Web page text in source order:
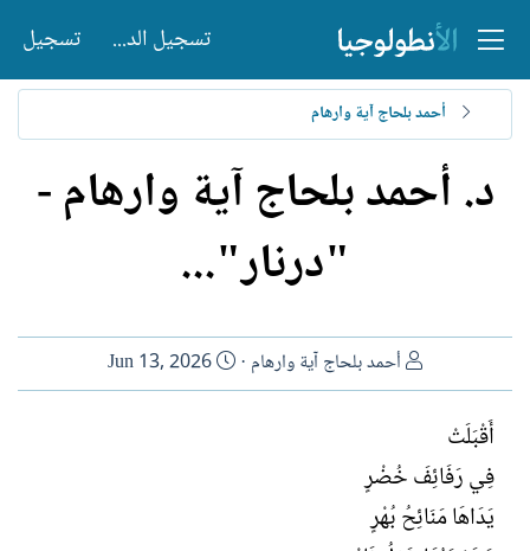
تسجيل الدخول تسجيل
أحمد بلحاج آية وارهام
د. أحمد بلحاج آية وارهام -
"درنار"...
ا
ل
ت
ب
أحمد بلحاج آية وارهام
ت
ا
Jun 13, 2026
أَقْبَلَتْ
فِي رَفَائِفَ خُضْرٍ
يَدَاهَا مَنَائِحُ بُهْرٍ